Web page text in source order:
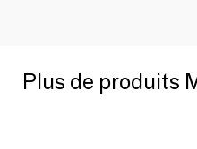
Plus de produits